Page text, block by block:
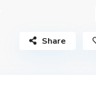
Share